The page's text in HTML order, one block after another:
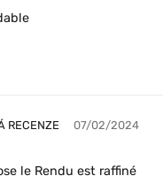
RECENZE 07/02/2024
le Rendu est raffiné